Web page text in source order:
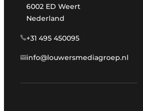
6002 ED Weert
Nederland
+31 495 450095
info@louwersmediagroep.nl